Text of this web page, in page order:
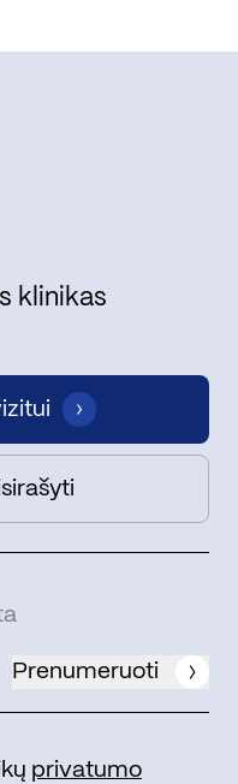
klinikas
Prenumeruoti
privatumo